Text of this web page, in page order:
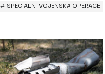
# SPECIÁLNÍ VOJENSKÁ OPERACE